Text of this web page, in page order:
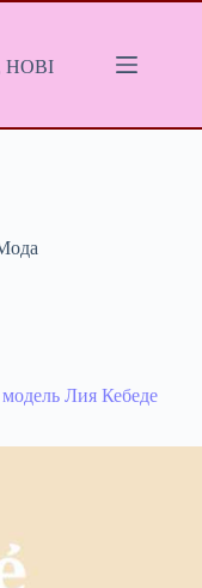
НОВІ
Лия Кебеде